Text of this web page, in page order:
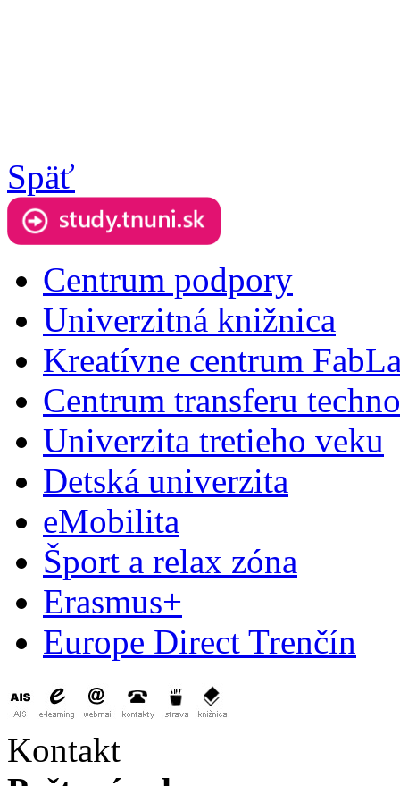
Späť
Centrum podpory
Univerzitná knižnica
Kreatívne centrum
Centrum transferu
Univerzita tretieho veku
Detská univerzita
eMobilita
Šport a relax zóna
Erasmus+
Europe Direct Trenčín
Kontakt